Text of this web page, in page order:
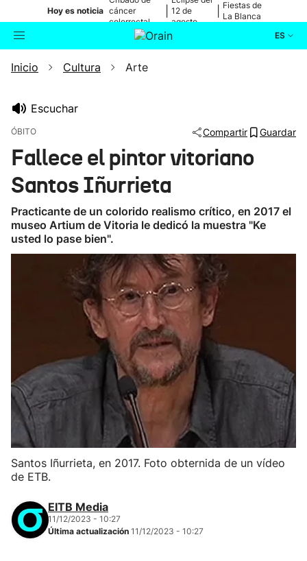
Hoy es noticia cáncer
colorrectal
12 de
agosto
Fiestas de
La Blanca
ES
Buscador Actualidad
Ikusmiran
Eguraldia
Inicio Cultura Arte
Escuchar
ÓBITO Compartir Guardar
Fallece el pintor vitoriano
Santos Iñurrieta
Practicante de un colorido realismo crítico, en 2017 el
museo Artium de Vitoria le dedicó la muestra "Ke
usted lo pase bien".
Santos Iñurrieta, en 2017. Foto obternida de un vídeo
de ETB.
EITB Media
11/12/2023 - 10:27
Última actualización 11/12/2023 - 10:27